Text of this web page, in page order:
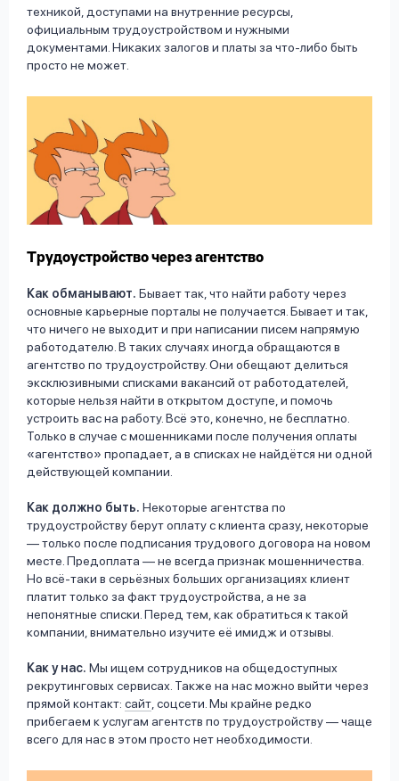
техникой, доступами на внутренние ресурсы,
официальным трудоустройством и нужными
документами. Никаких залогов и платы за что-либо быть
просто не может.
Трудоустройство через агентство
Как обманывают. Бывает так, что найти работу через
основные карьерные порталы не получается. Бывает и так,
что ничего не выходит и при написании писем напрямую
работодателю. В таких случаях иногда обращаются в
агентство по трудоустройству. Они обещают делиться
эксклюзивными списками вакансий от работодателей,
которые нельзя найти в открытом доступе, и помочь
устроить вас на работу. Всё это, конечно, не бесплатно.
Только в случае с мошенниками после получения оплаты
«агентство» пропадает, а в списках не найдётся ни одной
действующей компании.
Как должно быть. Некоторые агентства по
трудоустройству берут оплату с клиента сразу, некоторые
— только после подписания трудового договора на новом
месте. Предоплата — не всегда признак мошенничества.
Но всё-таки в серьёзных больших организациях клиент
платит только за факт трудоустройства, а не за
непонятные списки. Перед тем, как обратиться к такой
компании, внимательно изучите её имидж и отзывы.
Как у нас. Мы ищем сотрудников на общедоступных
рекрутинговых сервисах. Также на нас можно выйти через
прямой контакт: сайт, соцсети. Мы крайне редко
прибегаем к услугам агентств по трудоустройству — чаще
всего для нас в этом просто нет необходимости.